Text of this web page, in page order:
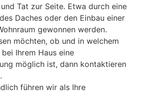
Tat zur Seite. Etwa durch eine
Daches oder den Einbau einer
gewonnen werden.
möchten, ob und in welchem
bei Ihrem Haus eine
möglich ist, dann kontaktieren
führen wir als Ihre